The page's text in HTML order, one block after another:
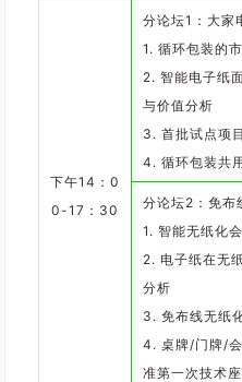
下午14：0
0-17：30
分论坛1：大家
1. 循环包装的
2. 智能电子纸
与价值分析
3. 首批试点项
4. 循环包装共
分论坛2：免布
1. 智能无纸化
2. 电子纸在无
分析
3. 免布线无纸
4. 桌牌/门牌/
准第一次技术